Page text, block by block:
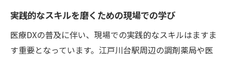
実践的なスキルを磨くための現場での学び
医療DXの普及に伴い、現場での実践的なスキルはますま
す重要となっています。江戸川台駅周辺の調剤薬局や医